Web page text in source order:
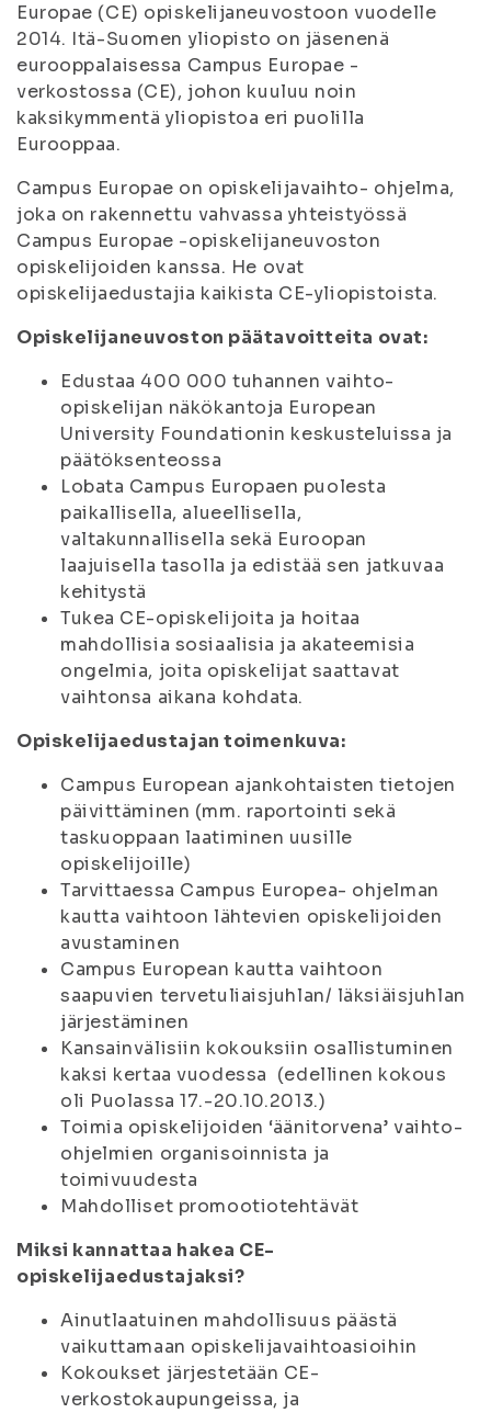
Europae (CE) opiskelijaneuvostoon vuodelle
2014. Itä-Suomen yliopisto on jäsenenä
eurooppalaisessa Campus Europae -
verkostossa (CE), johon kuuluu noin
kaksikymmentä yliopistoa eri puolilla
Eurooppaa.
Campus Europae on opiskelijavaihto- ohjelma,
joka on rakennettu vahvassa yhteistyössä
Campus Europae -opiskelijaneuvoston
opiskelijoiden kanssa. He ovat
opiskelijaedustajia kaikista CE-yliopistoista.
Opiskelijaneuvoston päätavoitteita ovat:
Edustaa 400 000 tuhannen vaihto-
opiskelijan näkökantoja European
University Foundationin keskusteluissa ja
päätöksenteossa
Lobata Campus Europaen puolesta
paikallisella, alueellisella,
valtakunnallisella sekä Euroopan
laajuisella tasolla ja edistää sen jatkuvaa
kehitystä
Tukea CE-opiskelijoita ja hoitaa
mahdollisia sosiaalisia ja akateemisia
ongelmia, joita opiskelijat saattavat
vaihtonsa aikana kohdata.
Opiskelijaedustajan toimenkuva:
Campus European ajankohtaisten tietojen
päivittäminen (mm. raportointi sekä
taskuoppaan laatiminen uusille
opiskelijoille)
Tarvittaessa Campus Europea- ohjelman
kautta vaihtoon lähtevien opiskelijoiden
avustaminen
Campus European kautta vaihtoon
saapuvien tervetuliaisjuhlan/ läksiäisjuhlan
järjestäminen
Kansainvälisiin kokouksiin osallistuminen
kaksi kertaa vuodessa (edellinen kokous
oli Puolassa 17.-20.10.2013.)
Toimia opiskelijoiden ‘äänitorvena’ vaihto-
ohjelmien organisoinnista ja
toimivuudesta
Mahdolliset promootiotehtävät
Miksi kannattaa hakea CE-
opiskelijaedustajaksi?
Ainutlaatuinen mahdollisuus päästä
vaikuttamaan opiskelijavaihtoasioihin
Kokoukset järjestetään CE-
verkostokaupungeissa, ja